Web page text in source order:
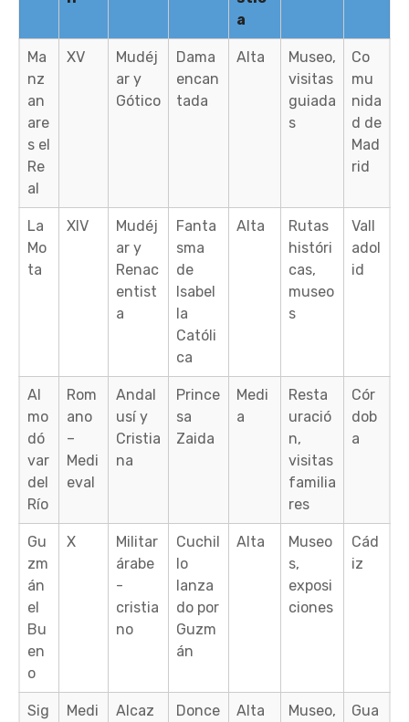
a
Ma
nz
an
are
s el
Re
al
XV
Mudéj
ar y
Gótico
Dama
encan
tada
Alta
Museo,
visitas
guiada
s
Co
mu
nida
d de
Mad
rid
La
Mo
ta
XIV
Mudéj
ar y
Renac
entist
a
Fanta
sma
de
Isabel
la
Católi
ca
Alta
Rutas
históri
cas,
museo
s
Vall
adol
id
Al
mo
dó
var
del
Río
Rom
ano
–
Medi
eval
Andal
usí y
Cristia
na
Prince
sa
Zaida
Medi
a
Resta
uració
n,
visitas
familia
res
Cór
dob
a
Gu
zm
án
el
Bu
en
o
X
Militar
árabe
-
cristia
no
Cuchil
lo
lanza
do por
Guzm
án
Alta
Museo
s,
exposi
ciones
Cád
iz
Sig
Medi
Alcaz
Donce
Alta
Museo,
Gua